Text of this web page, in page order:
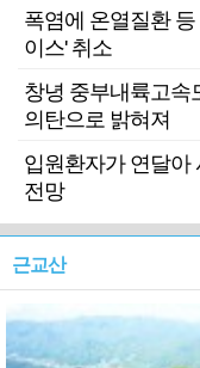
폭염에 온열질환
이스' 취소
창녕 중부내륙고
의탄으로 밝혀져
입원환자가 연달아
전망
근교산